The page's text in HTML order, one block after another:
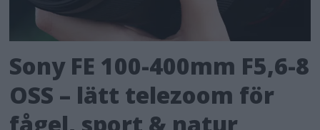
Sony FE 100-400mm F5,6-8
OSS – lätt telezoom för